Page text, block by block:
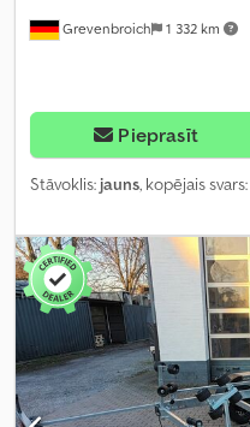
Grevenbroich 1 332 km
Pieprasīt
Stāvoklis: jauns, kopējais svars: